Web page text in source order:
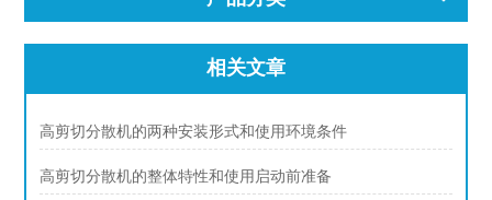
相关文章
高剪切分散机的两种安装形式和使用环境条件
高剪切分散机的整体特性和使用启动前准备